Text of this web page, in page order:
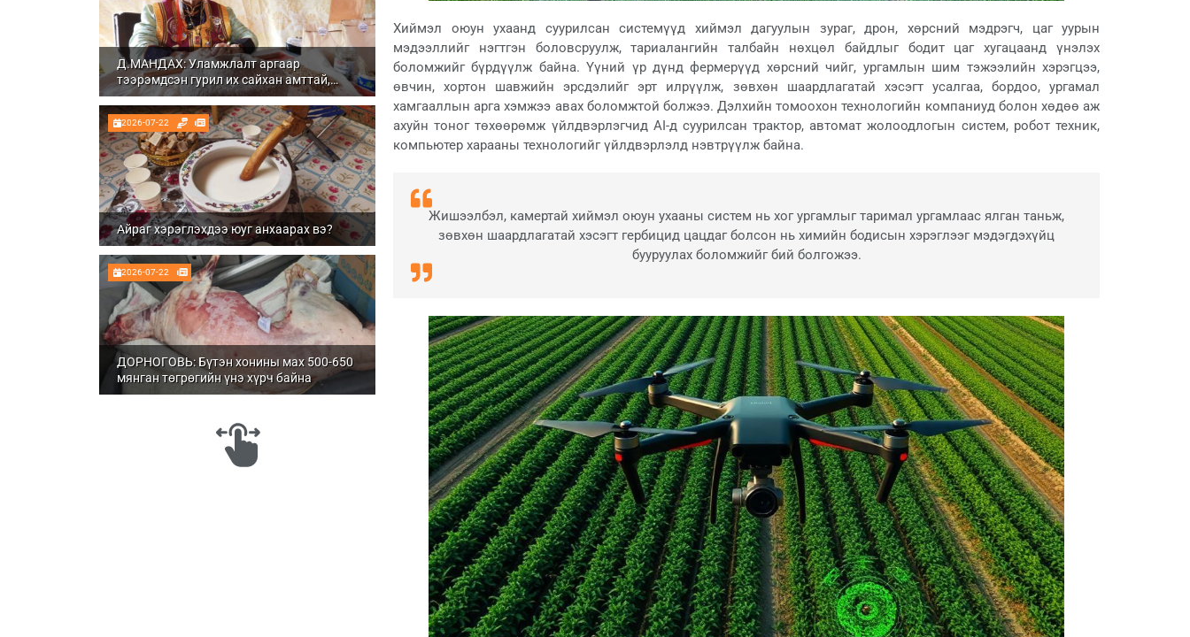
Д.МАНДАХ: Уламжлалт аргаар
тээрэмдсэн гурил их сайхан амттай,
шим тэжээлтэй болдог
2026-07-22
Айраг хэрэглэхдээ юуг анхаарах вэ?
2026-07-22
ДОРНОГОВЬ: Бүтэн хонины мах 500-650
мянган төгрөгийн үнэ хүрч байна
Хиймэл оюун ухаанд суурилсан системүүд хиймэл дагуулын зураг, дрон, хөрсний мэдрэгч, цаг уурын
мэдээллийг нэгтгэн боловсруулж, тариалангийн талбайн нөхцөл байдлыг бодит цаг хугацаанд үнэлэх
боломжийг бүрдүүлж байна. Үүний үр дүнд фермерүүд хөрсний чийг, ургамлын шим тэжээлийн хэрэгцээ,
өвчин, хортон шавжийн эрсдэлийг эрт илрүүлж, зөвхөн шаардлагатай хэсэгт усалгаа, бордоо, ургамал
хамгааллын арга хэмжээ авах боломжтой болжээ. Дэлхийн томоохон технологийн компаниуд болон хөдөө аж
ахуйн тоног төхөөрөмж үйлдвэрлэгчид AI-д суурилсан трактор, автомат жолоодлогын систем, робот техник,
компьютер харааны технологийг үйлдвэрлэлд нэвтрүүлж байна.
Жишээлбэл, камертай хиймэл оюун ухааны систем нь хог ургамлыг таримал ургамлаас ялган таньж,
зөвхөн шаардлагатай хэсэгт гербицид цацдаг болсон нь химийн бодисын хэрэглээг мэдэгдэхүйц
бууруулах боломжийг бий болгожээ.